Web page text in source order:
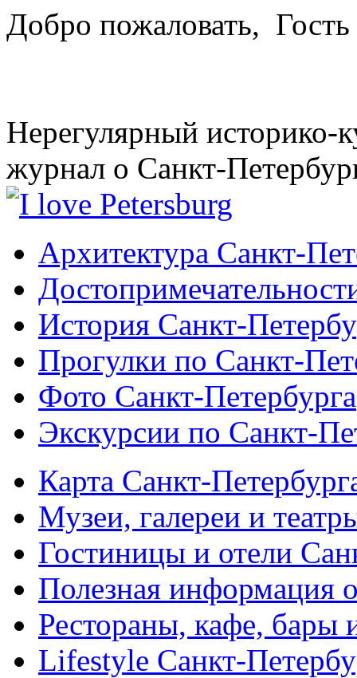
Добро пожаловать, Гость
Нерегулярный историко-
журнал о Санкт-
Архитектура Санкт-
История Санкт-
Прогулки по Санкт-
Фото Санкт-Петербурга
Экскурсии по Санкт-
Карта Санкт-
Музеи, галереи и
Гостиницы и отели
Полезная информация
Рестораны, кафе, бары
Lifestyle Санкт-